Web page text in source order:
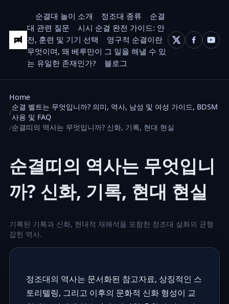
순결대 놀이 소개 정조대 종류
순결
대 관련 질문
시시 순결 완전 가이드: 안
전, 훈련 및 기기 선택
영구적 순결이란
무엇이며, 왜 베루만이 그 일을 해낼 수 있
는 유일한 존재인가?
블로그
Home
순결 벨트는 무엇입니까? 의미, 역사, 남성 및 여성 가이드, BDSM
사용 및 FAQ
순결띠의 역사는 무엇입니까? 신화, 기록, 현대 현실
순결띠의 역사는 무엇입니
까? 신화, 기록, 현대 현실
기록된 기록과 신화, 현대적 재해석을 포함한 정조대 설화의 균형
잡힌 역사.
정조대의 역사는 문서화된 참고자료, 상징적인 스
토리텔링, 그리고 이후의 문화적 신화 형성이 교